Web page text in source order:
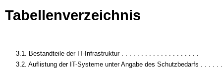
Tabellenverzeichnis
3.1. Bestandteile der IT-Infrastruktur . . . . . . . . . . . . . . . . . . . .
3.2. Auflistung der IT-Systeme unter Angabe des Schutzbedarfs . . . . . .